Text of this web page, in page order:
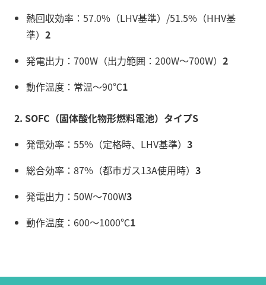
熱回収効率：57.0%（LHV基準）/51.5%（HHV基
準） 2
発電出力：700W（出力範囲：200W〜700W） 2
動作温度：常温〜90℃1
2. SOFC（固体酸化物形燃料電池）タイプS
発電効率：55%（定格時、LHV基準） 3
総合効率：87%（都市ガス13A使用時） 3
発電出力：50W〜700W3
動作温度：600〜1000℃1